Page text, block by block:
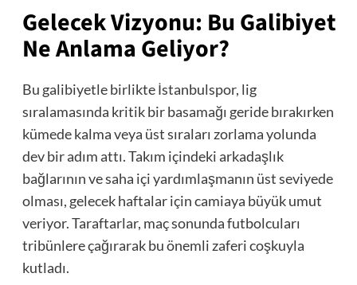
Gelecek Vizyonu: Bu Galibiyet
Ne Anlama Geliyor?
Bu galibiyetle birlikte İstanbulspor, lig
sıralamasında kritik bir basamağı geride bırakırken
kümede kalma veya üst sıraları zorlama yolunda
dev bir adım attı. Takım içindeki arkadaşlık
bağlarının ve saha içi yardımlaşmanın üst seviyede
olması, gelecek haftalar için camiaya büyük umut
veriyor. Taraftarlar, maç sonunda futbolcuları
tribünlere çağırarak bu önemli zaferi coşkuyla
kutladı.